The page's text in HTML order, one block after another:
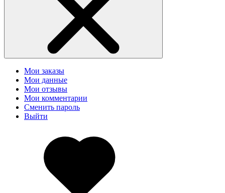
Мои заказы
Мои данные
Мои отзывы
Мои комментарии
Сменить пароль
Выйти